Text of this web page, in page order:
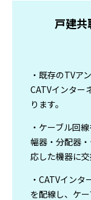
戸建共
・既存のTVア
CATVインター
ります。
・ケーブル回
幅器・分配器
応した機器に交
・CATVイン
を配線し、ケ